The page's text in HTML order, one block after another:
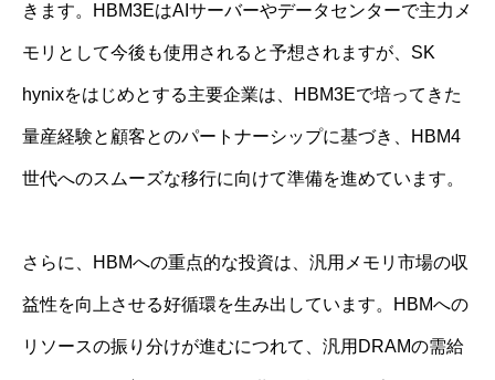
きます。HBM3EはAIサーバーやデータセンターで主力メ
モリとして今後も使用されると予想されますが、SK
hynixをはじめとする主要企業は、HBM3Eで培ってきた
量産経験と顧客とのパートナーシップに基づき、HBM4
世代へのスムーズな移行に向けて準備を進めています。
さらに、HBMへの重点的な投資は、汎用メモリ市場の収
益性を向上させる好循環を生み出しています。HBMへの
リソースの振り分けが進むにつれて、汎用DRAMの需給